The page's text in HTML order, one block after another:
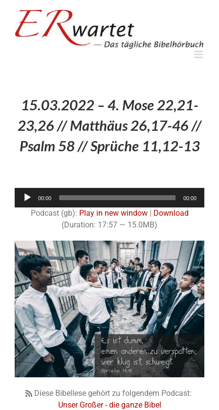
springen
15.03.2022 – 4. Mose 22,21-
23,26 // Matthäus 26,17-46 //
Psalm 58 // Sprüche 11,12-13
Audio-
00:00 00:00
Podcast (gb): Play in new window|
Download
(Duration: 17:57 — 15.0MB)
Diese Bibellese gehört zu folgendem Podcast:
Unser Großer - die ganze Bibel